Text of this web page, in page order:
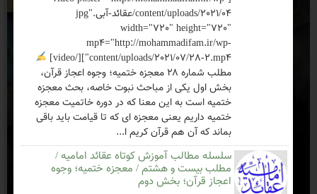
content/uploads/2021/04/عقائد-آبی.jpg"
width="720" height="720"
mp4="http://mohammadifam.ir/wp-
content/uploads/2021/07/28-2.mp4"][/video]
مطلب شماره ۲۸ معجزه ختمیه؛ وجوه اعجاز قرآن،
بخش اول یکی از مباحث نبوت خاصه، بحث معجزه
ختمیه است به این معنا که در دوره خاتمیت معجزه
ختمیه داریم یعنی معجزه ای که تا قیامت باید باقی
بماند که آن هم قرآن کریم ا...
سلسله مطالب آموزش کوتاه عقائد امامیه /
مطلب بیست و هشتم / معجزه ختمیه؛ وجوه
اعجاز قرآن؛ بخش دوم